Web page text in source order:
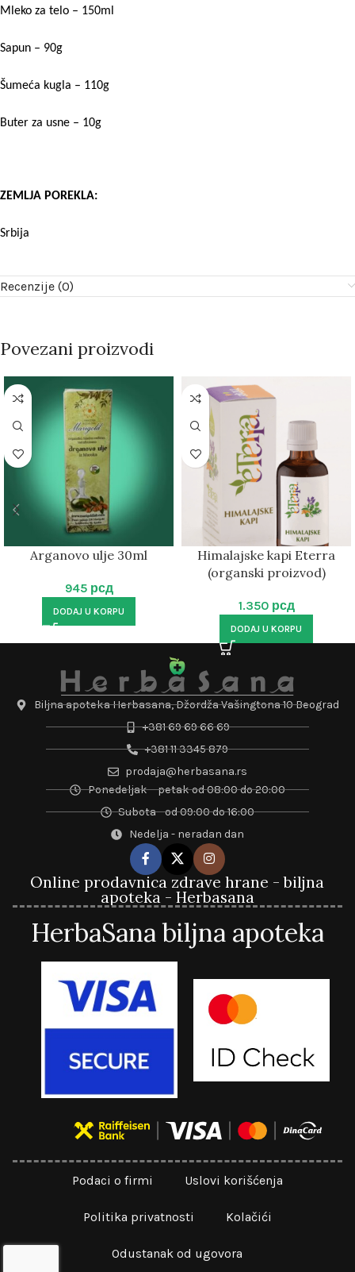
Mleko za telo – 150ml
Sapun – 90g
Šumeća kugla – 110g
Buter za usne – 10g
ZEMLJA POREKLA:
Srbija
Recenzije (0)
Povezani proizvodi
Arganovo ulje 30ml
945 рсд
DODAJ U KORPU
Himalajske kapi Eterra
(organski proizvod)
1.350 рсд
DODAJ U KORPU
Biljna apoteka Herbasana, Džordža Vašingtona 10 Beograd
+381 69 69 66 69
+381 11 3345 879
prodaja@herbasana.rs
Ponedeljak – petak od 08:00 do 20:00
Subota - od 09:00 do 16:00
Nedelja - neradan dan
Online prodavnica zdrave hrane - biljna
apoteka - Herbasana
HerbaSana biljna apoteka
Podaci o firmi Uslovi korišćenja
Politika privatnosti Kolačići
Odustanak od ugovora